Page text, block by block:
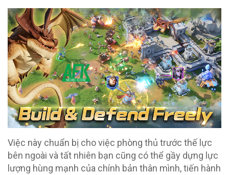
Việc này chuẩn bị cho việc phòng thủ trước thế lực
bên ngoài và tất nhiên bạn cũng có thể gầy dựng lực
lượng hùng mạnh của chính bản thân mình, tiến hành